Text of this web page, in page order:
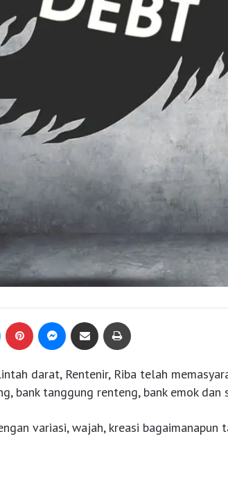
darat, Rentenir, Riba telah
bank tanggung renteng, bank emok dan
variasi, wajah, kreasi bagaimanapun